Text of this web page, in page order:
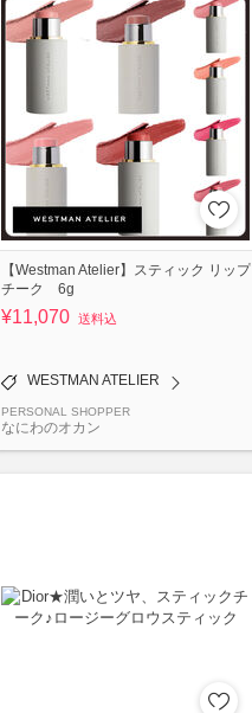
【Westman Atelier】スティック リップ
チーク 6g
¥11,070 送料込
WESTMAN ATELIER
PERSONAL SHOPPER
なにわのオカン